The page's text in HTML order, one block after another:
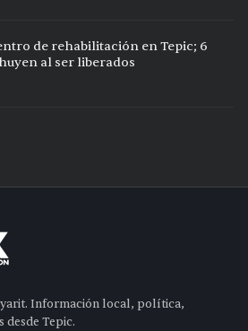
de rehabilitación en Tepic; 6
al ser liberados
Información local, política,
desde Tepic.